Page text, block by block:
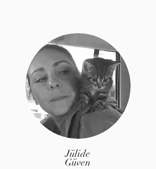
Jülide
Güven